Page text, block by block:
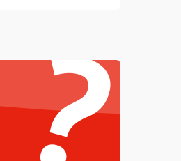
Подробнее →
?